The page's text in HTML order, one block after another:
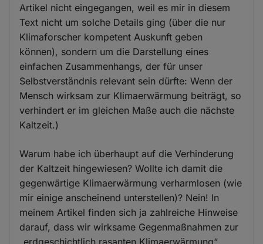
Artikel nicht eingegangen, weil es mir in diesem
Text nicht um solche Details ging (über die nur
Klimaforscher kompetent Auskunft geben
können), sondern um die Darstellung eines
einfachen Zusammenhangs, der für unser
Selbstverständnis relevant sein dürfte: Wenn der
Mensch wirksam zur Klimaerwärmung beiträgt, so
verhindert er im gleichen Maße auch die nächste
Kaltzeit.)
Warum habe ich überhaupt auf die Verhinderung
der Kaltzeit hingewiesen? Wollte ich damit die
gegenwärtige Klimaerwärmung verharmlosen (wie
mir einige anscheinend unterstellen)? Nein! In
meinem Artikel finden sich ja zahlreiche Hinweise
darauf, dass wir wirksame Gegenmaßnahmen zur